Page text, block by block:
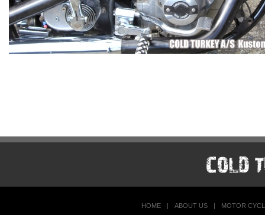
HOME | ABOUT US | MOTOR